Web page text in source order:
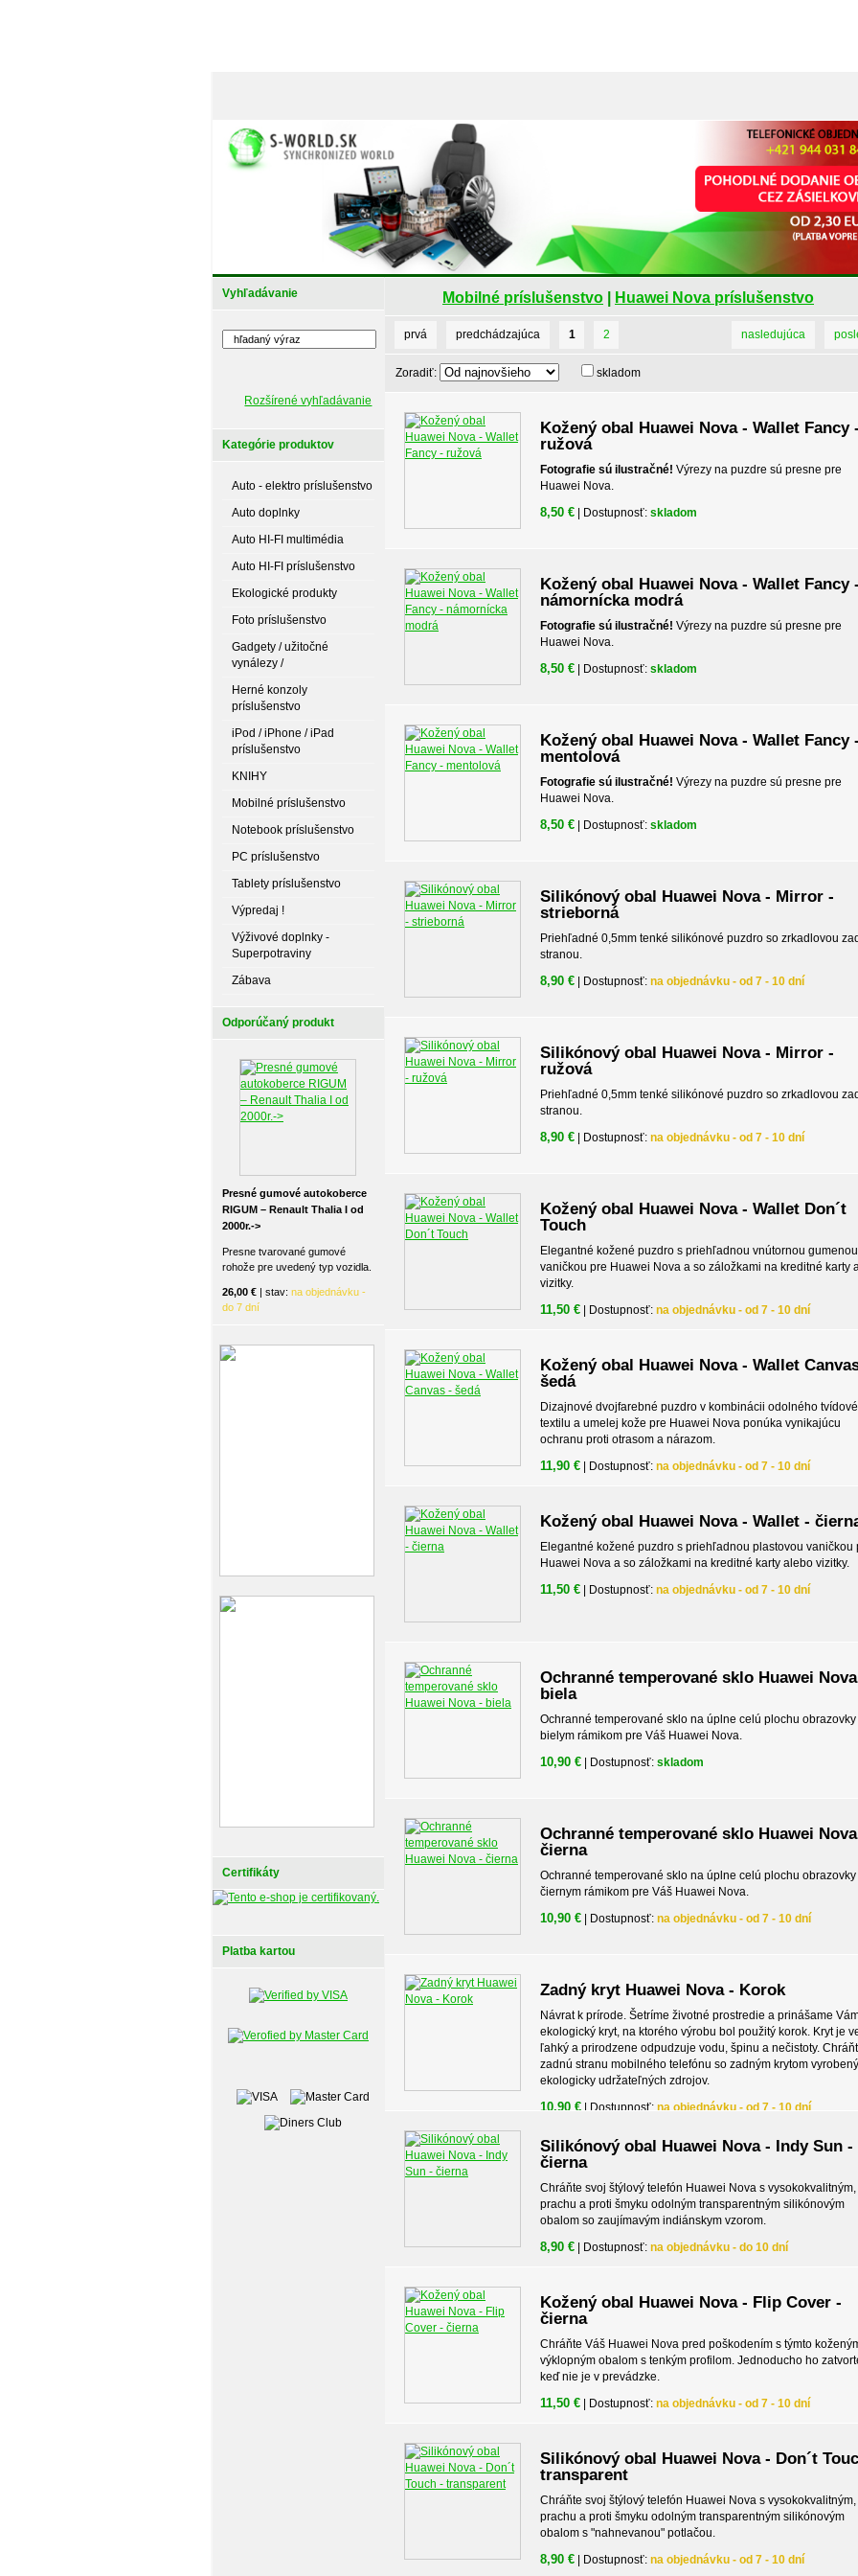
Vyhľadávanie
Rozšírené vyhľadávanie
Kategórie produktov
Auto - elektro príslušenstvo
Auto doplnky
Auto HI-FI multimédia
Auto HI-FI príslušenstvo
Ekologické produkty
Foto príslušenstvo
Gadgety / užitočné
vynálezy /
Herné konzoly
príslušenstvo
iPod / iPhone / iPad
príslušenstvo
KNIHY
Mobilné príslušenstvo
Notebook príslušenstvo
PC príslušenstvo
Tablety príslušenstvo
Výpredaj !
Výživové doplnky -
Superpotraviny
Zábava
Odporúčaný produkt
Presné gumové autokoberce
RIGUM – Renault Thalia I od
2000r.->
Presne tvarované gumové
rohože pre uvedený typ vozidla.
26,00 € | stav: na objednávku -
do 7 dní
Certifikáty
Platba kartou
Mobilné príslušenstvo Huawei Nova príslušenstvo
prvá predchádzajúca 1 2 nasledujúca
Zoradiť: skladom
Kožený obal Huawei Nova - Wallet Fancy -
ružová
Fotografie sú ilustračné! Výrezy na puzdre sú presne pre
Huawei Nova.
8,50 € | Dostupnosť: skladom
Kožený obal Huawei Nova - Wallet Fancy -
námornícka modrá
Fotografie sú ilustračné! Výrezy na puzdre sú presne pre
Huawei Nova.
8,50 € | Dostupnosť: skladom
Kožený obal Huawei Nova - Wallet Fancy -
mentolová
Fotografie sú ilustračné! Výrezy na puzdre sú presne pre
Huawei Nova.
8,50 € | Dostupnosť: skladom
Silikónový obal Huawei Nova - Mirror -
strieborná
Priehľadné 0,5mm tenké silikónové puzdro so zrkadlovou
stranou.
8,90 € | Dostupnosť: na objednávku - od 7 - 10 dní
Silikónový obal Huawei Nova - Mirror -
ružová
Priehľadné 0,5mm tenké silikónové puzdro so zrkadlovou
stranou.
8,90 € | Dostupnosť: na objednávku - od 7 - 10 dní
Kožený obal Huawei Nova - Wallet Don´t
Touch
Elegantné kožené puzdro s priehľadnou vnútornou gumenou
vaničkou pre Huawei Nova a so záložkami na kreditné karty
vizitky.
11,50 € | Dostupnosť: na objednávku - od 7 - 10 dní
Kožený obal Huawei Nova - Wallet
šedá
Dizajnové dvojfarebné puzdro v kombinácii odolného
textilu a umelej kože pre Huawei Nova ponúka vynikajúcu
ochranu proti otrasom a nárazom.
11,90 € | Dostupnosť: na objednávku - od 7 - 10 dní
Kožený obal Huawei Nova - Wallet -
Elegantné kožené puzdro s priehľadnou plastovou vaničkou
Huawei Nova a so záložkami na kreditné karty alebo vizitky.
11,50 € | Dostupnosť: na objednávku - od 7 - 10 dní
Ochranné temperované sklo Huawei
biela
Ochranné temperované sklo na úplne celú plochu obrazovky
bielym rámikom pre Váš Huawei Nova.
10,90 € | Dostupnosť: skladom
Ochranné temperované sklo Huawei
čierna
Ochranné temperované sklo na úplne celú plochu obrazovky
čiernym rámikom pre Váš Huawei Nova.
10,90 € | Dostupnosť: na objednávku - od 7 - 10 dní
Zadný kryt Huawei Nova - Korok
Návrat k prírode. Šetríme životné prostredie a prinášame
ekologický kryt, na ktorého výrobu bol použitý korok. Kryt je
ľahký a prirodzene odpudzuje vodu, špinu a nečistoty.
zadnú stranu mobilného telefónu so zadným krytom
ekologicky udržateľných zdrojov.
10,90 € | Dostupnosť: na objednávku - od 7 - 10 dní
Silikónový obal Huawei Nova - Indy Sun -
čierna
Chráňte svoj štýlový telefón Huawei Nova s vysokokvalitným,
prachu a proti šmyku odolným transparentným silikónovým
obalom so zaujímavým indiánskym vzorom.
8,90 € | Dostupnosť: na objednávku - do 10 dní
Kožený obal Huawei Nova - Flip Cover -
čierna
Chráňte Váš Huawei Nova pred poškodením s týmto
výklopným obalom s tenkým profilom. Jednoducho ho
keď nie je v prevádzke.
11,50 € | Dostupnosť: na objednávku - od 7 - 10 dní
Silikónový obal Huawei Nova - Don´t
transparent
Chráňte svoj štýlový telefón Huawei Nova s vysokokvalitným,
prachu a proti šmyku odolným transparentným silikónovým
obalom s "nahnevanou" potlačou.
8,90 € | Dostupnosť: na objednávku - od 7 - 10 dní